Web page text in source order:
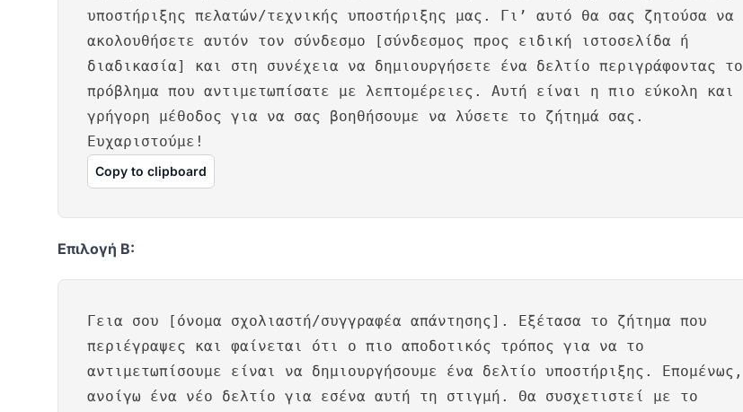
υποστήριξης πελατών/τεχνικής υποστήριξης μας. Γι’ αυτό θα σας ζητούσα να
ακολουθήσετε αυτόν τον σύνδεσμο [σύνδεσμος προς ειδική ιστοσελίδα ή
διαδικασία] και στη συνέχεια να δημιουργήσετε ένα δελτίο περιγράφοντας το
πρόβλημα που αντιμετωπίσατε με λεπτομέρειες. Αυτή είναι η πιο εύκολη και
γρήγορη μέθοδος για να σας βοηθήσουμε να λύσετε το ζήτημά σας.
Ευχαριστούμε!
Copy to clipboard
Επιλογή Β:
Γεια σου [όνομα σχολιαστή/συγγραφέα απάντησης]. Εξέτασα το ζήτημα που
περιέγραψες και φαίνεται ότι ο πιο αποδοτικός τρόπος για να το
αντιμετωπίσουμε είναι να δημιουργήσουμε ένα δελτίο υποστήριξης. Επομένως,
ανοίγω ένα νέο δελτίο για εσένα αυτή τη στιγμή. Θα συσχετιστεί με το